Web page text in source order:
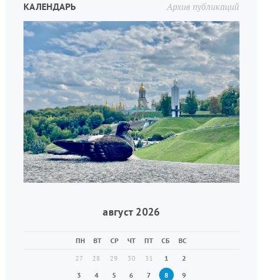
Архив публикаций
КАЛЕНДАРЬ
август 2026
ПН ВТ СР ЧТ ПТ СБ
ВС
27
28 29 30 31 1
2
3
4 5 6 7 8
9